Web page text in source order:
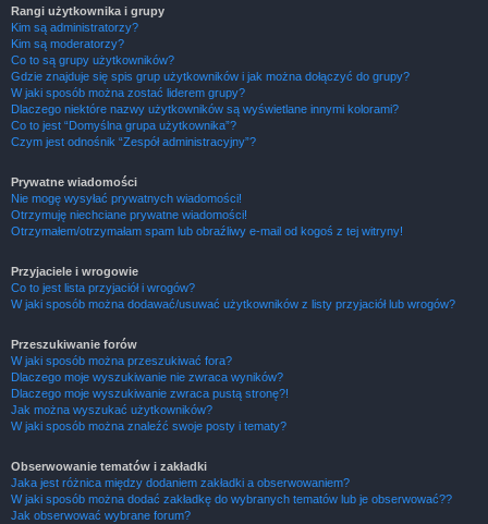
Rangi użytkownika i grupy
Kim są administratorzy?
Kim są moderatorzy?
Co to są grupy użytkowników?
Gdzie znajduje się spis grup użytkowników i jak można dołączyć do grupy?
W jaki sposób można zostać liderem grupy?
Dlaczego niektóre nazwy użytkowników są wyświetlane innymi kolorami?
Co to jest “Domyślna grupa użytkownika”?
Czym jest odnośnik “Zespół administracyjny”?
Prywatne wiadomości
Nie mogę wysyłać prywatnych wiadomości!
Otrzymuję niechciane prywatne wiadomości!
Otrzymałem/otrzymałam spam lub obraźliwy e-mail od kogoś z tej witryny!
Przyjaciele i wrogowie
Co to jest lista przyjaciół i wrogów?
W jaki sposób można dodawać/usuwać użytkowników z listy przyjaciół lub wrogów?
Przeszukiwanie forów
W jaki sposób można przeszukiwać fora?
Dlaczego moje wyszukiwanie nie zwraca wyników?
Dlaczego moje wyszukiwanie zwraca pustą stronę?!
Jak można wyszukać użytkowników?
W jaki sposób można znaleźć swoje posty i tematy?
Obserwowanie tematów i zakładki
Jaka jest różnica między dodaniem zakładki a obserwowaniem?
W jaki sposób można dodać zakładkę do wybranych tematów lub je obserwować??
Jak obserwować wybrane forum?